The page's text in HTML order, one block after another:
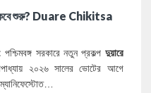
কবে শুরু? Duare Chikitsa
পশ্চিমবঙ্গ সরকারে নতুন প্রকল্প দুয়ারে
২০২৬ সালের ভোটের আগে